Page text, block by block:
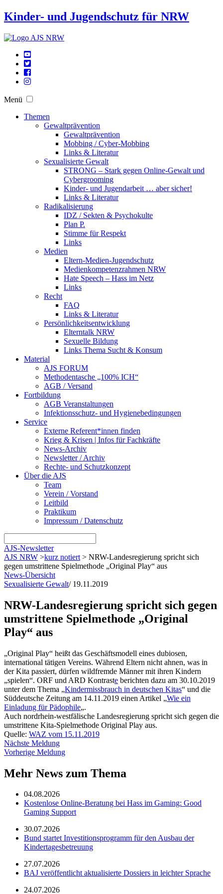
Kinder- und Jugendschutz für NRW
Menü
Themen
Gewaltprävention
Gewaltprävention
Mobbing / Cyber-Mobbing
Links & Literatur
Sexualisierte Gewalt
STRONG – Stark gegen Online-Gewalt und
Cybergrooming
Kinder- und Jugendarbeit … aber sicher!
Links & Literatur
Radikalisierung
IDZ / Sekten & Psychokulte
Plan P.
Stimme für Respekt
Links
Medien
Eltern-Medien-Jugendschutz
Medienkompetenzrahmen NRW
Hate Speech – Hass im Netz
Links
Recht
FAQ
Links & Literatur
Persönlichkeitsentwicklung
Elterntalk NRW
Sexuelle Bildung
Links Thema Sucht & Konsum
Material
AJS FORUM
Methodentasche „100% ICH“
AGB / Versand
Fortbildung
AGB Veranstaltungen
Infektionsschutz- und Hygienebedingungen
Service
Externe Referent*innen finden
Krieg & Krisen | Infos für Fachkräfte
News-Archiv
Newsletter / Archiv
Rechte- und Schutzkonzept
Über die AJS
Team
Verein / Vorstand
Leitbild
Praktikum
Impressum / Datenschutz
AJS-Newsletter
AJS NRW >kurz notiert > NRW-Landesregierung spricht sich
gegen umstrittene Spielmethode „Original Play“ aus
News-Übersicht
Sexualisierte Gewalt/ 19.11.2019
NRW-Landesregierung spricht sich gegen
umstrittene Spielmethode „Original
Play“ aus
„Original Play“ heißt das Geschäftsmodell eines dubiosen,
international tätigen Vereins. Während Eltern nicht ahnen, was in
derKita passiert, dürfen wildfremde Männer mit ihren Kindern
„spielen“. ORF und ARD Kontraste berichten dazu am 30.10.2019
unter dem Thema „Kindermissbrauch in deutschen Kitas“ und die
Süddeutsche Zeitung am 14.11.2019 einen Artikel „Wie ein
Einladung für Pädophile„.
Auch nordrhein-westfälische Landesregierung spricht sich gegen die
umstrittene Kita-Spielmethode Original Play aus.
Quelle: WAZ vom 15.11.2019
Nächste Meldung
Vorherige Meldung
Mehr News zum Thema
04.08.2026
Kostenlose Online-Beratung bei Hass im Gaming: Good
Gaming Support
30.07.2026
Bund startet Investitionsprogramm für den Ausbau der
Kindertagesbetreuung
27.07.2026
BAJ veröffentlicht aktualisierte Dossiers in leichter Sprache
24.07.2026